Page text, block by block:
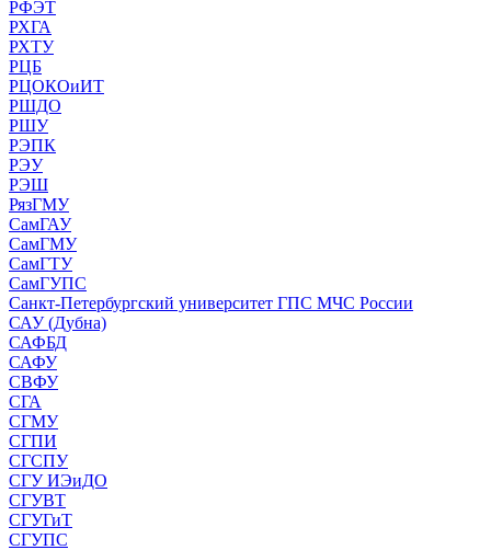
РФЭТ
РХГА
РХТУ
РЦБ
РЦОКОиИТ
РШДО
РШУ
РЭПК
РЭУ
РЭШ
РязГМУ
СамГАУ
СамГМУ
СамГТУ
СамГУПС
Санкт-Петербургский университет ГПС МЧС России
САУ (Дубна)
САФБД
САФУ
СВФУ
СГА
СГМУ
СГПИ
СГСПУ
СГУ ИЭиДО
СГУВТ
СГУГиТ
СГУПС